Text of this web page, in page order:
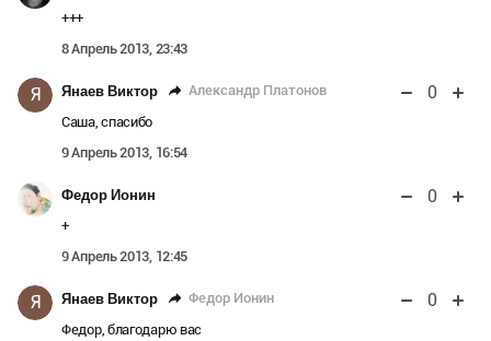
+++
8 Апрель 2013, 23:43
Я Янаев Виктор Александр Платонов 0
Саша, спасибо
9 Апрель 2013, 16:54
Федор Ионин 0
+
9 Апрель 2013, 12:45
Я Янаев Виктор Федор Ионин 0
Федор, благодарю вас